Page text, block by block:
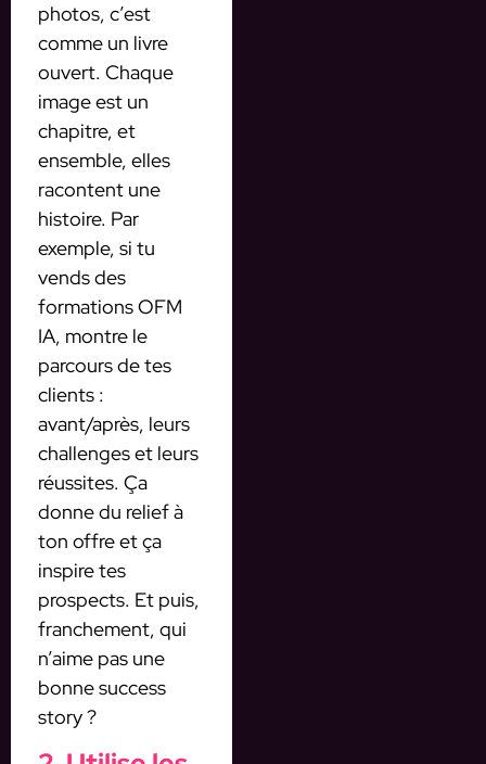
photos, c’est
comme un livre
ouvert. Chaque
image est un
chapitre, et
ensemble, elles
racontent une
histoire. Par
exemple, si tu
vends des
formations OFM
IA, montre le
parcours de tes
clients :
avant/après, leurs
challenges et leurs
réussites. Ça
donne du relief à
ton offre et ça
inspire tes
prospects. Et puis,
franchement, qui
n’aime pas une
bonne success
story ?